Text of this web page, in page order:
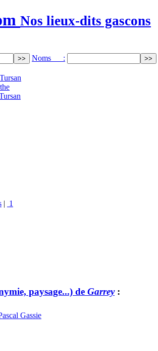
Nos lieux-dits gascons
Noms :
| 1
paysage...) de Garrey:
Gassie